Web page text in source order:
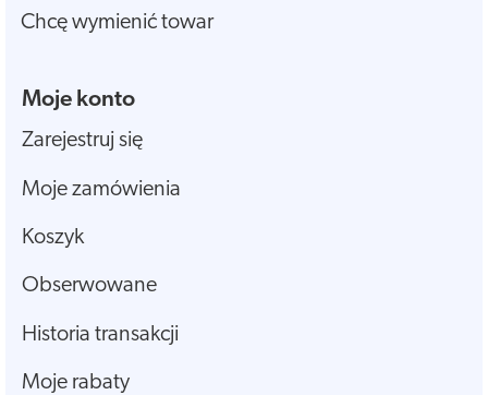
Chcę wymienić towar
Moje konto
Zarejestruj się
Moje zamówienia
Koszyk
Obserwowane
Historia transakcji
Moje rabaty